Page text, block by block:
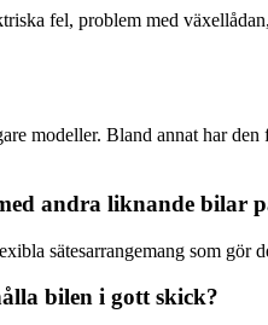
fel, problem med
modeller. Bland annat har
andra liknande bilar
sätesarrangemang som
bilen i gott skick?